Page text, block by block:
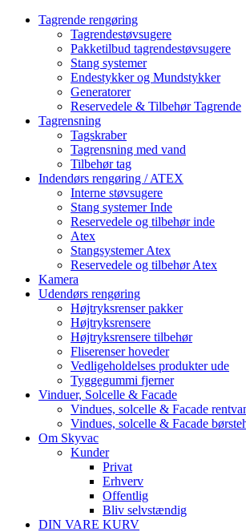
Tagrende rengøring
Tagrendestøvsugere
Pakketilbud tagrendestøvsugere
Stang systemer
Endestykker og Mundstykker
Generatorer
Reservedele & Tilbehør Tagrende
Tagrensning
Tagskraber
Tagrensning med vand
Tilbehør tag
Indendørs rengøring / ATEX
Interne støvsugere
Stang systemer Inde
Reservedele og tilbehør inde
Atex
Stangsystemer Atex
Reservedele og tilbehør Atex
Kamera
Udendørs rengøring
Højtryksrenser pakker
Højtryksrensere
Højtryksrensere tilbehør
Fliserenser hoveder
Vedligeholdelses produkter ude
Tyggegummi fjerner
Vinduer, Solcelle & Facade
Vindues, solcelle & Facade
Vindues, solcelle & Facade
Om Skyvac
Kunder
Privat
Erhverv
Offentlig
Bliv selvstændig
DIN VARE KURV